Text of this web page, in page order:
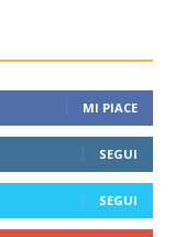
MI PIACE
SEGUI
SEGUI